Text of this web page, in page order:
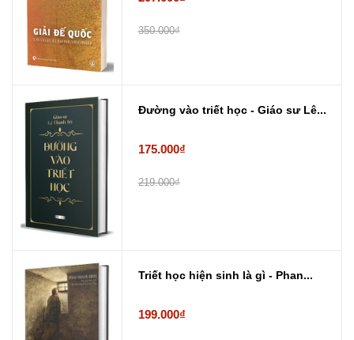
350.000₫
Đường vào triết học - Giáo sư Lê...
175.000₫
219.000₫
Triết học hiện sinh là gì - Phan...
199.000₫